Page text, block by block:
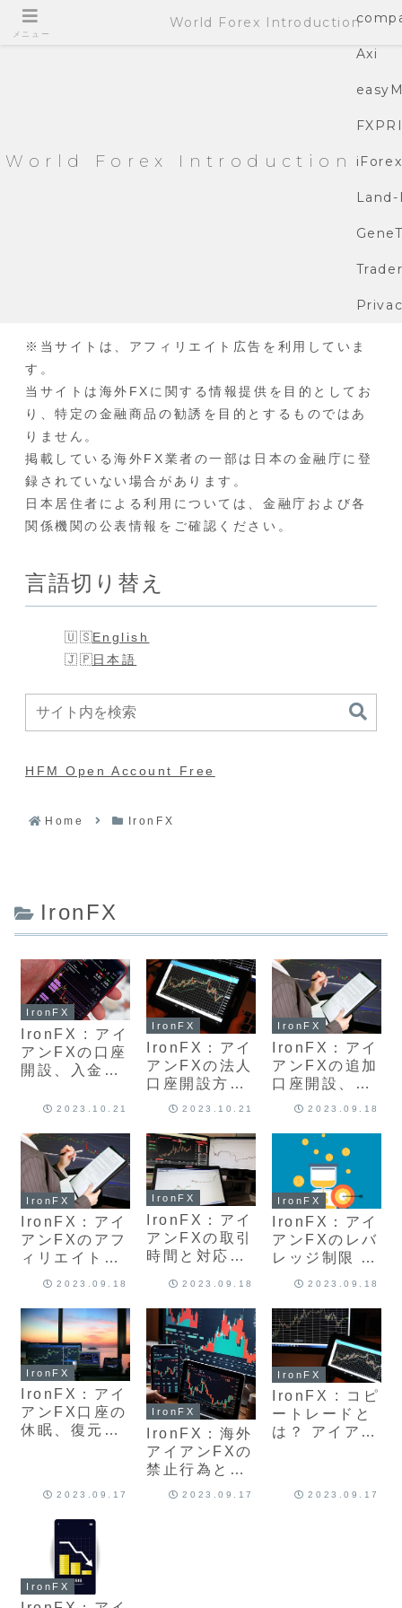
World Forex Introduction
Axi
iForex
Land-
※当サイトは、アフィリエイト広告を利用していま
す。
当サイトは海外FXに関する情報提供を目的としてお
り、特定の金融商品の勧誘を目的とするものではあ
りません。
掲載している海外FX業者の一部は日本の金融庁に登
録されていない場合があります。
日本居住者による利用については、金融庁および各
関係機関の公表情報をご確認ください。
言語切り替え
English
日本語
HFM Open Account Free
Home IronFX
IronFX
IronFX
IronFX : アイ
アンFXの口座
開設、入金ボ
ション機能 キ
最新版をまと
め徹底解説
2023.10.21
IronFX
IronFX：アイ
アンFXの法人
口座開設方法
とメリット、
外the global
online
trading最新
版手順紹介解
説
2023.10.21
IronFX
IronFX：アイ
アンFXの追加
口座開設、作
成方法と手順
版解説
2023.09.18
IronFX
IronFX：アイ
アンFXのアフ
ィリエイトプ
のIBパートナ
ーや報酬につ
いて最新版
2023.09.18
IronFX
IronFX：アイ
アンFXの取引
時間と対応曜
新版を解説
2023.09.18
IronFX
IronFX：アイ
アンFXのレバ
レッジ制限 規
カットと最大
ロットを紹
介、最新版を
解説
2023.09.18
IronFX
IronFX：アイ
アンFX口座の
休眠、復元、
2023.09.17
IronFX
IronFX：海外
アイアンFXの
禁止行為とア
カウント凍結
2023.09.17
IronFX
IronFX : コピ
ートレードと
は？ アイアン
解説
2023.09.17
IronFX
メニュー
World Forex Introduction